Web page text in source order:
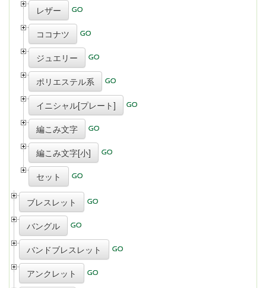
レザー
ココナツ
ジュエリー
ポリエステル系
イニシャル[プレート]
編こみ文字
編こみ文字[小]
セット
ブレスレット
バングル
バンドブレスレット
アンクレット